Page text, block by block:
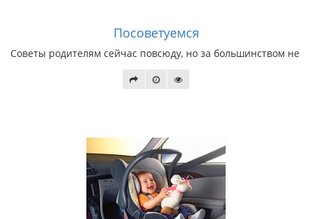
Посоветуемся
Советы родителям сейчас повсюду, но за большинством не